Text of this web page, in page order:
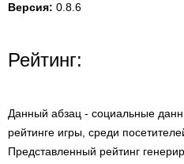
Версия: 0.8.6
Рейтинг:
Данный абзац - социальные
рейтинге игры, среди
Представленный рейтинг